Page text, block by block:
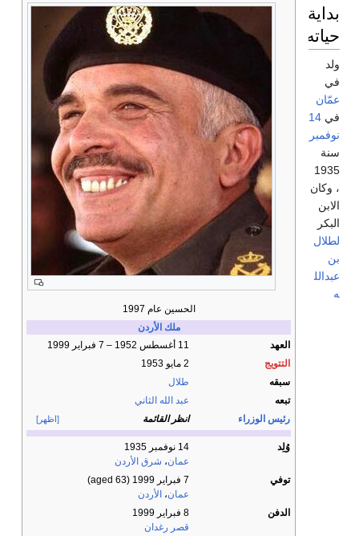
الحسين عام 1997
ملك الأردن
العهد
11 أغسطس 1952 – 7 فبراير 1999
التتويج
2 مايو 1953
سبقه
طلال
تبعه
عبد الله الثاني
رئيس الوزراء
انظر القائمة [اظهر]
وُلِد
14 نوفمبر 1935
عمان، شرق الأردن
توفي
7 فبراير 1999
(aged 63)
عمان، الأردن
الدفن
8 فبراير 1999
قصر رغدان
بداية
حياته
ولد
في
عمّان
في 14
نوفمبر
سنة
1935
، وكان
الابن
البكر
لطلال
بن
عبدالل
ه